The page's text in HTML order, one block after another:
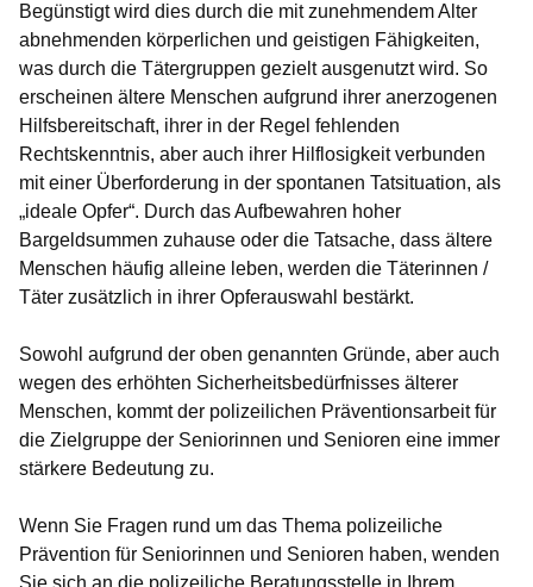
Begünstigt wird dies durch die mit zunehmendem Alter
abnehmenden körperlichen und geistigen Fähigkeiten,
was durch die Tätergruppen gezielt ausgenutzt wird. So
erscheinen ältere Menschen aufgrund ihrer anerzogenen
Hilfsbereitschaft, ihrer in der Regel fehlenden
Rechtskenntnis, aber auch ihrer Hilflosigkeit verbunden
mit einer Überforderung in der spontanen Tatsituation, als
„ideale Opfer“. Durch das Aufbewahren hoher
Bargeldsummen zuhause oder die Tatsache, dass ältere
Menschen häufig alleine leben, werden die Täterinnen /
Täter zusätzlich in ihrer Opferauswahl bestärkt.
Sowohl aufgrund der oben genannten Gründe, aber auch
wegen des erhöhten Sicherheitsbedürfnisses älterer
Menschen, kommt der polizeilichen Präventionsarbeit für
die Zielgruppe der Seniorinnen und Senioren eine immer
stärkere Bedeutung zu.
Wenn Sie Fragen rund um das Thema polizeiliche
Prävention für Seniorinnen und Senioren haben, wenden
Sie sich an die polizeiliche Beratungsstelle in Ihrem